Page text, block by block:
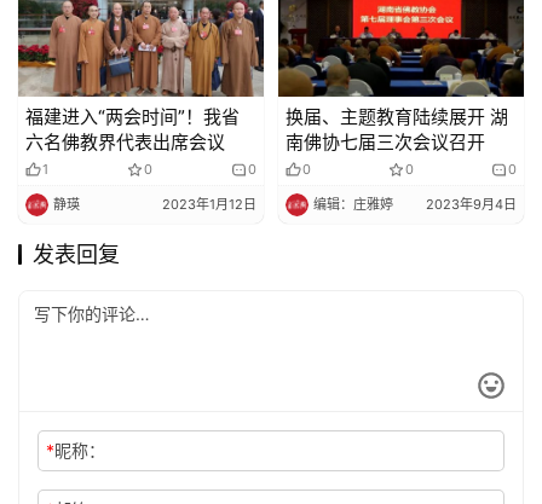
福建进入“两会时间”！我省
六名佛教界代表出席会议
1 0 0
静瑛 2023年1月12日
换届、主题教育陆续展开 湖
南佛协七届三次会议召开
0 0 0
编辑：庄雅婷 2023年9月4日
发表回复
*昵称：